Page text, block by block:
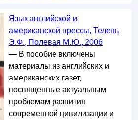
Язык английской и
американской прессы, Телень
Э.Ф., Полевая М.Ю., 2006
— В пособие включены
материалы из английских и
американских газет,
посвященные актуальным
проблемам развития
современной цивилизации и